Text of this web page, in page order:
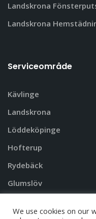
Landskrona
Landskrona
Serviceområde
Kävlinge
Landskrona
Löddeköpinge
Hofterup
Rydebäck
Glumslöv
We use cookies on our